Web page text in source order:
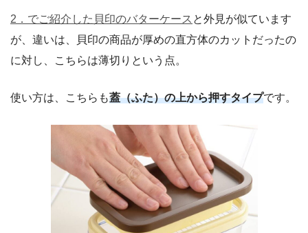
2．でご紹介した貝印のバターケース と外見が似ています
が、違いは、貝印の商品が厚めの直方体のカットだったの
に対し、こちらは薄切りという点。
使い方は、こちらも蓋（ふた）の上から押すタイプです。